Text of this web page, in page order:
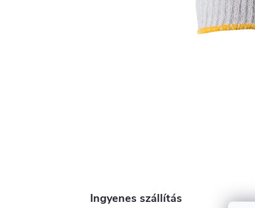
Ingyenes szállítás